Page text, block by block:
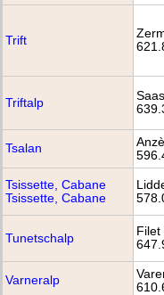
Trift
Triftalp
Tsalan
Tsissette, Cabane
Tsissette, Cabane
Tunetschalp
Filet
Varneralp